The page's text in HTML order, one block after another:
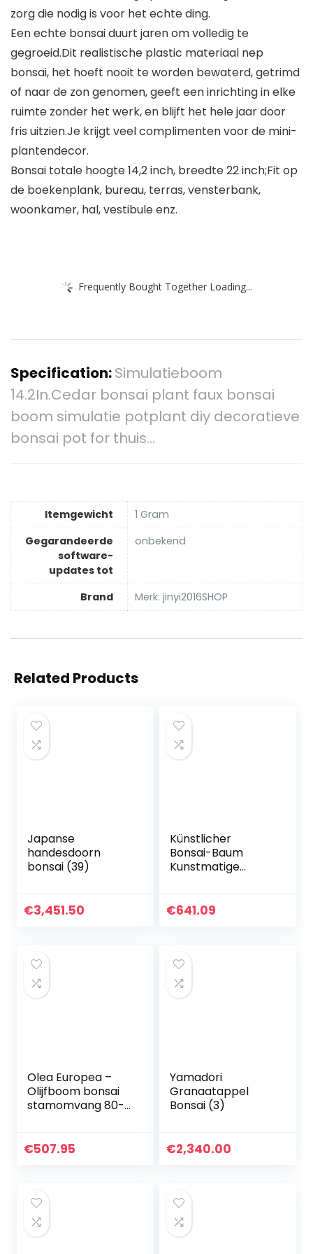
zorg die nodig is voor het echte ding.
Een echte bonsai duurt jaren om volledig te
gegroeid.Dit realistische plastic materiaal nep
bonsai, het hoeft nooit te worden bewaterd, getrimd
of naar de zon genomen, geeft een inrichting in elke
ruimte zonder het werk, en blijft het hele jaar door
fris uitzien.Je krijgt veel complimenten voor de mini-
plantendecor.
Bonsai totale hoogte 14,2 inch, breedte 22 inch;Fit op
de boekenplank, bureau, terras, vensterbank,
woonkamer, hal, vestibule enz.
Frequently Bought Together Loading...
Specification:Simulatieboom
14.2In.Cedar bonsai plant faux bonsai
boom simulatie potplant diy decoratieve
bonsai pot for thuis…
Itemgewicht
‎1 Gram
Gegarandeerde
software-
updates tot
‎onbekend
Brand Merk: jinyi2016SHOP
Related Products
Japanse
handesdoorn
bonsai (39)
€3,451.50
Künstlicher
Bonsai-Baum
Kunstmatige
groene plant
€641.09
Olea Europea –
Olijfboom bonsai
stamomvang 80-
€507.95
Yamadori
Granaatappel
Bonsai (3)
€2,340.00